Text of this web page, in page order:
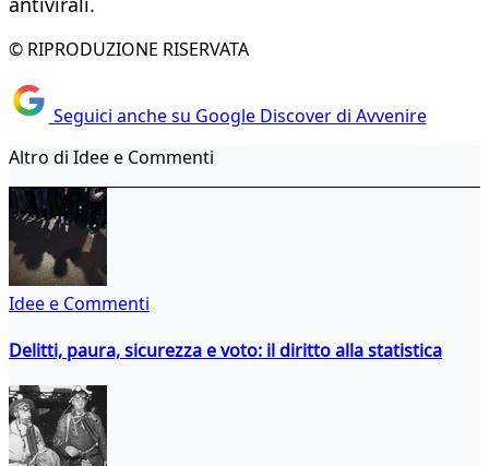
© RIPRODUZIONE RISERVATA
Seguici anche su Google Discover di Avvenire
Altro di Idee e Commenti
Idee e Commenti
Delitti, paura, sicurezza e voto: il diritto alla statistica